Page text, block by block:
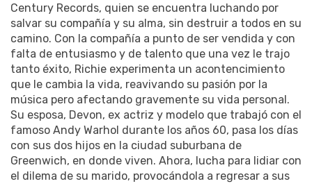
Century Records, quien se encuentra luchando por
salvar su compañía y su alma, sin destruir a todos en su
camino. Con la compañía a punto de ser vendida y con
falta de entusiasmo y de talento que una vez le trajo
tanto éxito, Richie experimenta un acontencimiento
que le cambia la vida, reavivando su pasión por la
música pero afectando gravemente su vida personal.
Su esposa, Devon, ex actriz y modelo que trabajó con el
famoso Andy Warhol durante los años 60, pasa los días
con sus dos hijos en la ciudad suburbana de
Greenwich, en donde viven. Ahora, lucha para lidiar con
el dilema de su marido, provocándola a regresar a sus